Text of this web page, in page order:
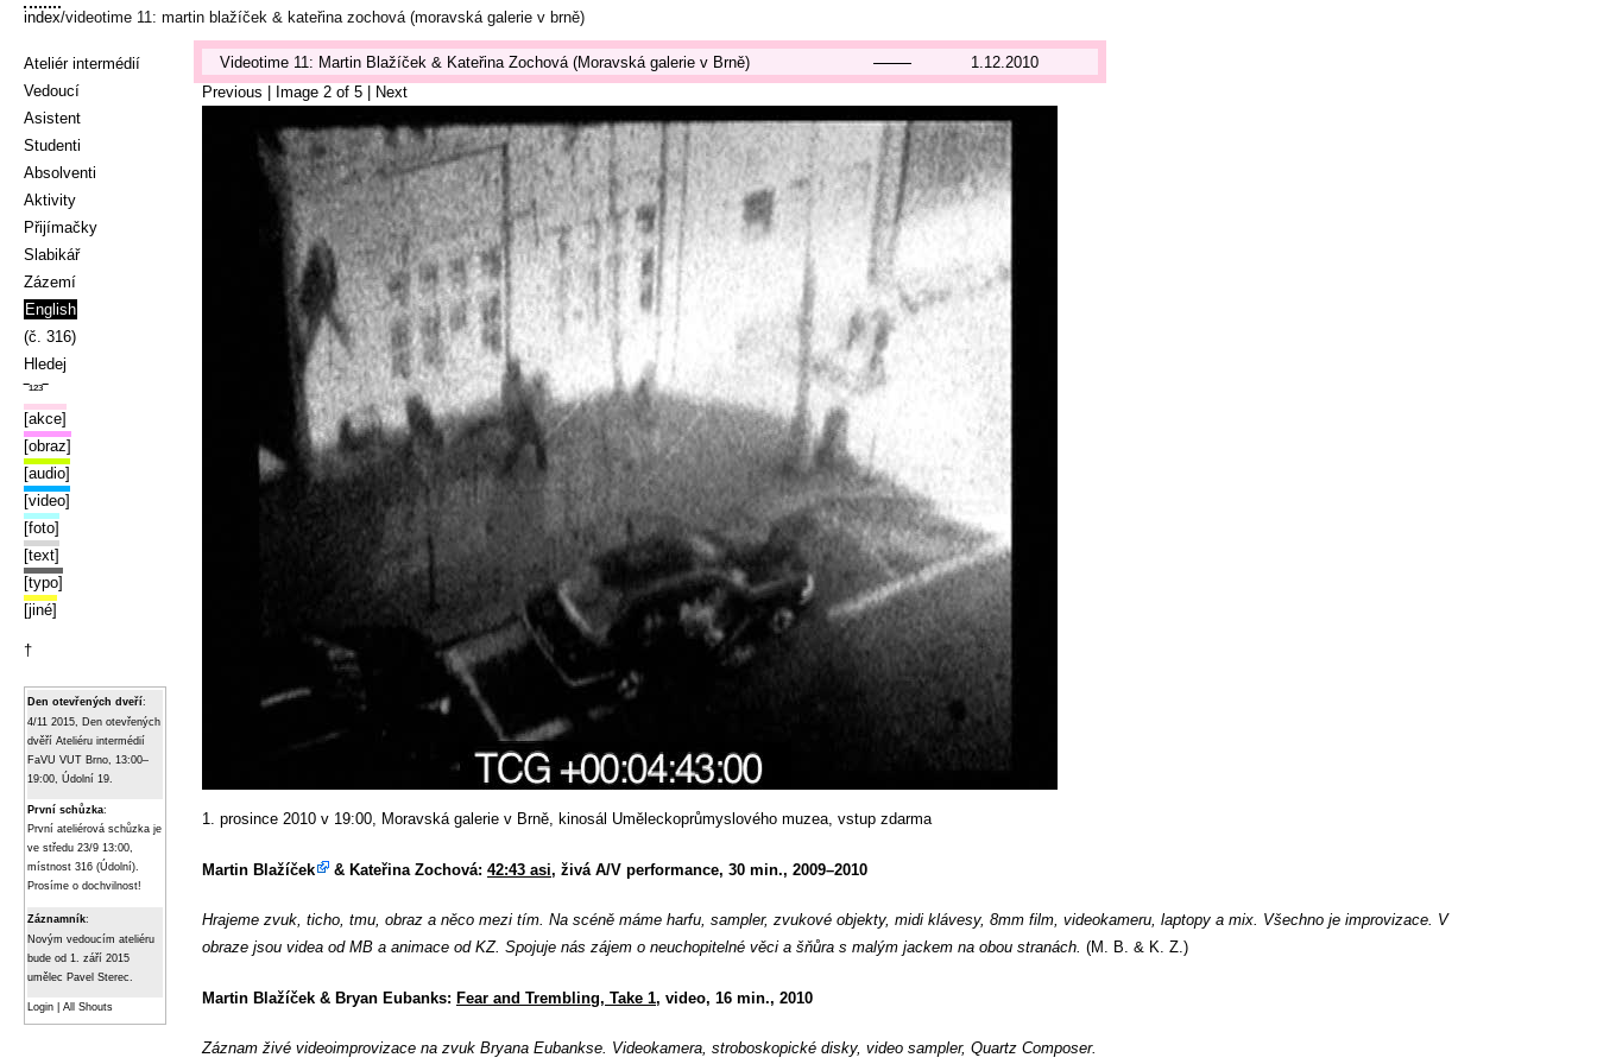
index/videotime 11: martin blažíček & kateřina zochová (moravská galerie v brně)
Ateliér intermédií
Vedoucí
Asistent
Studenti
Absolventi
Aktivity
Přijímačky
Slabikář
Zázemí
English
(č. 316)
Hledej
‾¹²³‾
[akce]
[obraz]
[audio]
[video]
[foto]
[text]
[typo]
[jiné]
†
Den otevřených dveří:
4/11 2015, Den otevřených
dvěří Ateliéru intermédií
FaVU VUT Brno, 13:00–
19:00, Údolní 19.
První schůzka:
První ateliérová schůzka je
ve středu 23/9 13:00,
místnost 316 (Údolní).
Prosíme o dochvilnost!
Záznamník:
Novým vedoucím ateliéru
bude od 1. září 2015
umělec Pavel Sterec.
Login All Shouts
Videotime 11: Martin Blažíček & Kateřina Zochová (Moravská galerie v Brně)
1.12.2010
Previous | Image 2 of 5 Next
1. prosince 2010 v 19:00, Moravská galerie v Brně, kinosál Uměleckoprůmyslového muzea, vstup zdarma
Martin Blažíček & Kateřina Zochová: 42:43 asi, živá A/V performance, 30 min., 2009–2010
Hrajeme zvuk, ticho, tmu, obraz a něco mezi tím. Na scéně máme harfu, sampler, zvukové objekty, midi klávesy, 8mm film, videokameru, laptopy a mix. Všechno je improvizace. V
obraze jsou videa od MB a animace od KZ. Spojuje nás zájem o neuchopitelné věci a šňůra s malým jackem na obou stranách. (M. B. & K. Z.)
Martin Blažíček & Bryan Eubanks: Fear and Trembling, Take 1, video, 16 min., 2010
Záznam živé videoimprovizace na zvuk Bryana Eubankse. Videokamera, stroboskopické disky, video sampler, Quartz Composer.